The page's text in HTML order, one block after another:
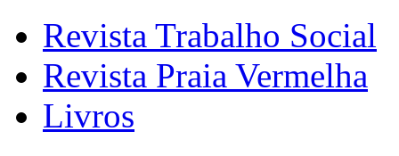
Revista Trabalho Social
Revista Praia Vermelha
Livros